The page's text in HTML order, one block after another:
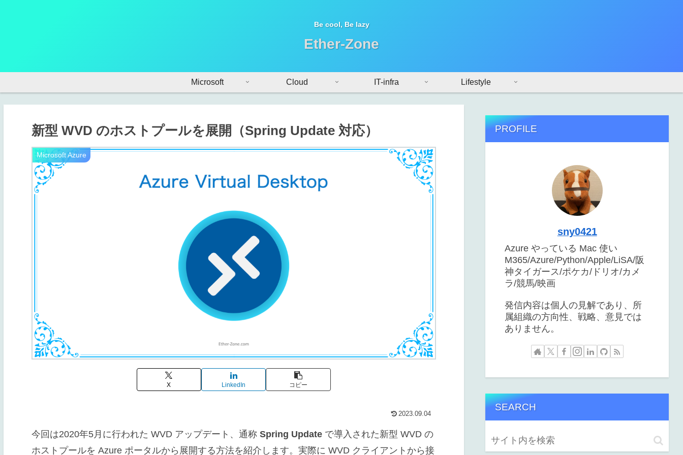
Be cool, Be lazy
Ether-Zone
Microsoft Cloud IT-infra Lifestyle
新型 WVD のホストプールを展開（Spring Update 対応）
Microsoft Azure
X LinkedIn コピー
2023.09.04
今回は2020年5月に行われた WVD アップデート、通称 Spring Updateで導入された新型 WVD の
ホストプールを Azure ポータルから展開する方法を紹介します。実際に WVD クライアントから接
PROFILE
sny0421
Azure やっている Mac 使い
M365/Azure/Python/Apple/LiSA/阪
神タイガース/ポケカ/ドリオ/カメ
ラ/競馬/映画
発信内容は個人の見解であり、所
属組織の方向性、戦略、意見では
ありません。
SEARCH